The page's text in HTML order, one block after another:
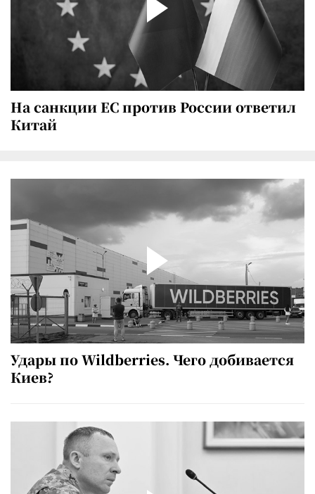
На санкции ЕС против России ответил
Китай
Удары по Wildberries. Чего добивается
Киев?